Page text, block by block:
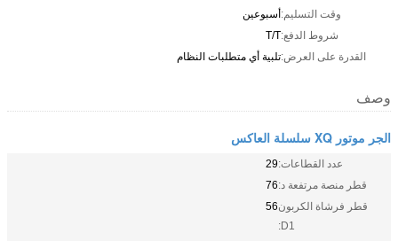
وقت التسليم:أسبوعين
شروط الدفع:T/T
القدرة على العرض:تلبية أي متطلبات النظام
وصف
الجر موتور XQ سلسلة العاكس
عدد القطاعات:29
قطر منصة مرتفعة د:76
قطر فرشاة الكربون
D1:
56